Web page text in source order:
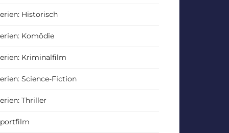
Historisch
Komödie
Kriminalfilm
Science-Fiction
Thriller